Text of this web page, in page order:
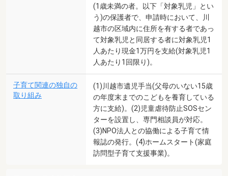
(1歳未満の者。以下「対象乳児」とい
う)の保護者で、申請時において、川
越市の区域内に住所を有する者であっ
て対象乳児と同居する者に対象乳児1
人あたり現金1万円を支給(対象乳児1
人あたり1回限り)。
子育て関連の独自の
取り組み
(1)川越市遺児手当(父母のいない15歳
の年度末までのこどもを養育している
方に支給)。(2)児童虐待防止SOSセン
ターを設置し、専門相談員が対応。
(3)NPO法人との協働による子育て情
報誌の発行。(4)ホームスタート(家庭
訪問型子育て支援事業)。